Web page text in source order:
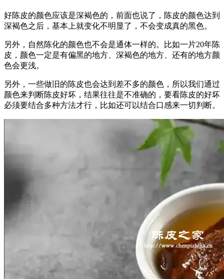
好陈皮的颜色应该是深褐色的，前面也说了，陈皮的颜色达到
深褐色之后，基本上就变化不明显了，不会变成真的黑色。
另外，自然陈化的颜色也不会是通体一样的。比如一片20年陈
皮，颜色一定是有偏黑的地方、深褐色的地方、还有的地方颜
色会更浅。
另外，一些做旧的陈皮也会达到差不多的颜色，所以我们通过
颜色来判断陈皮好坏，结果往往是不准确的，要看陈皮的好坏
必须要结合多种方法才行，比如还可以结合口感来一切判断。